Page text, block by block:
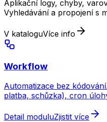
Aplikační logy, chyby,
Vyhledávání a propojení s
V kataloguVíce info
Workflow
Automatizace bez
platba, schůzka), cron
Detail moduluZjistit více